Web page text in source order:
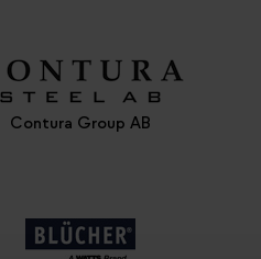
Contura Group AB